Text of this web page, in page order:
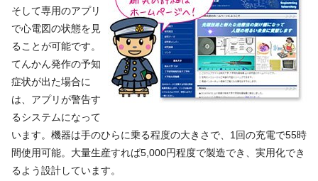
そして専用のアプリ
で心電図の状態を見
ることが可能です。
てんかん発作の予知
症状が出た場合に
は、アプリが警告す
るシステムになって
います。機器は手のひらに乗る程度の大きさで、1回の充電で55時
間使用可能。大量生産すれば5,000円程度で製造でき、実用化でき
るよう設計しています。